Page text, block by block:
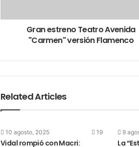
Gran estreno Teatro Avenida
"Carmen" versión Flamenco
Related Articles
10 agosto, 2025 19
Vidal rompió con Macri:
9
La